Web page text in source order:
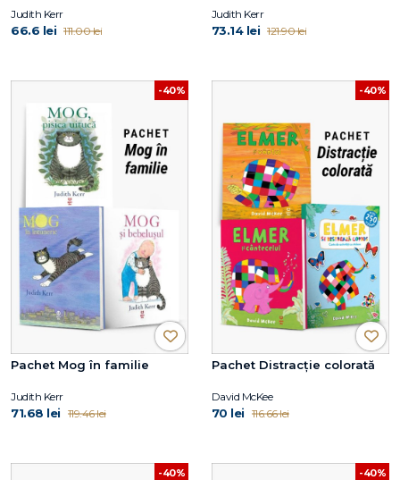
Judith Kerr
66.6 lei 111.00 lei
Judith Kerr
73.14 lei 121.90 lei
-40%
Pachet Mog în familie
Judith Kerr
71.68 lei 119.46 lei
-40%
Pachet Distracție colorată
David McKee
70 lei 116.66 lei
-40% -40%